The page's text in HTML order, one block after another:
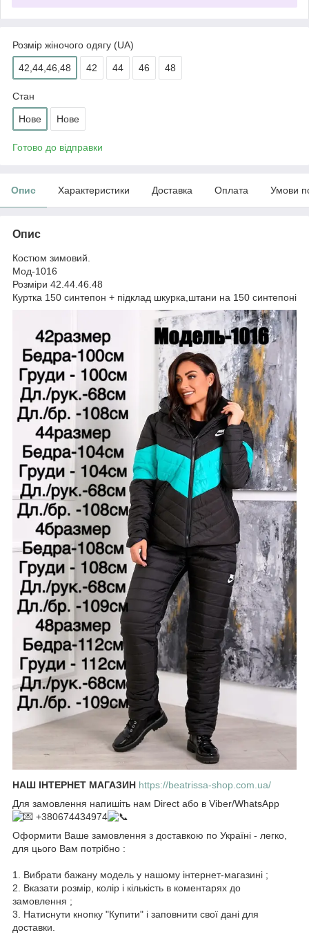
Розмір жіночого одягу (UA)
42,44,46,48 42 44 46 48
Стан
Нове Нове
Готово до відправки
Опис Характеристики Доставка Оплата Умови
Опис
Костюм зимовий.
Мод-1016
Розміри 42.44.46.48
Куртка 150 синтепон + підклад шкурка,штани на 150 синтепоні
НАШ ІНТЕРНЕТ МАГАЗИН https://beatrissa-shop.com.ua/
Для замовлення напишіть нам Direct або в Viber/WhatsApp
+380674434974
Оформити Ваше замовлення з доставкою по Україні - легко,
для цього Вам потрібно :
1. Вибрати бажану модель у нашому інтернет-магазині ;
2. Вказати розмір, колір і кількість в коментарях до
замовлення ;
3. Натиснути кнопку "Купити" і заповнити свої дані для
доставки.